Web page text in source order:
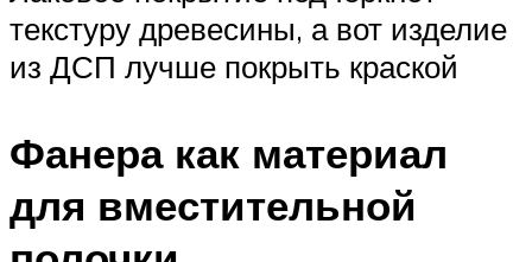
текстуру древесины, а вот изделие
из ДСП лучше покрыть краской
Фанера как материал
для вместительной